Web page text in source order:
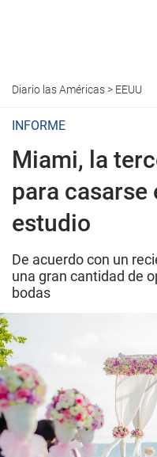
Diario las Américas> EEUU
INFORME
Miami, la
para casarse
estudio
De acuerdo con un
una gran cantidad de
bodas